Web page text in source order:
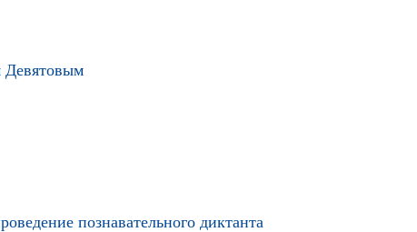
Девятовым
познавательного диктанта